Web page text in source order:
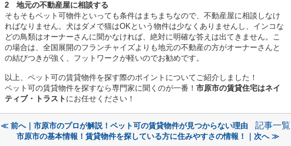
2 地元の不動産屋に相談する
そもそもペット可物件といっても条件はまちまちなので、不動産屋に相談しなけ
ればなりません。犬はダメで猫はOKという物件は少なくありませんし、インコな
どの鳥類はオーナーさんに聞かなければ、絶対に明確な答えは出てきません。こ
の場合は、全国展開のフランチャイズよりも地元の不動産の方がオーナーさんと
の結びつきが強く、フットワークが軽いのでお勧めです。
以上、ペット可の賃貸物件を探す際のポイントについてご紹介しました！
ペット可の賃貸物件を探すなら専門家に聞くのが一番！ 市原市の賃貸住宅はネイ
ティブ・トラスト にお任せください！
≪ 前へ｜市原市のプロが解説！ペット可の賃貸物件が見つからない理由 記事一覧
市原市の基本情報！賃貸物件を探している方に住みやすさの情報！｜次へ ≫